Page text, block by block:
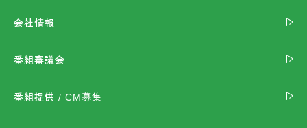
会社情報
番組審議会
番組提供 / CM募集